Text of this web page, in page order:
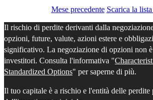
Mese precedente Scarica la
Il rischio di perdite derivanti dalla
opzioni, future, valute, azioni estere e
significativo. La negoziazione di opzioni non
investitori. Consulta l'informativa "
Standardized Options" per saperne di più.
Il tuo capitale è a rischio e l'entità delle perdite